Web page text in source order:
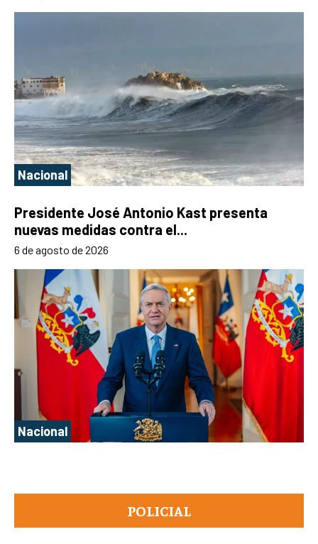
POLICIAL
Nacional
Presidente José Antonio Kast presenta
nuevas medidas contra el...
6 de agosto de 2026
Nacional